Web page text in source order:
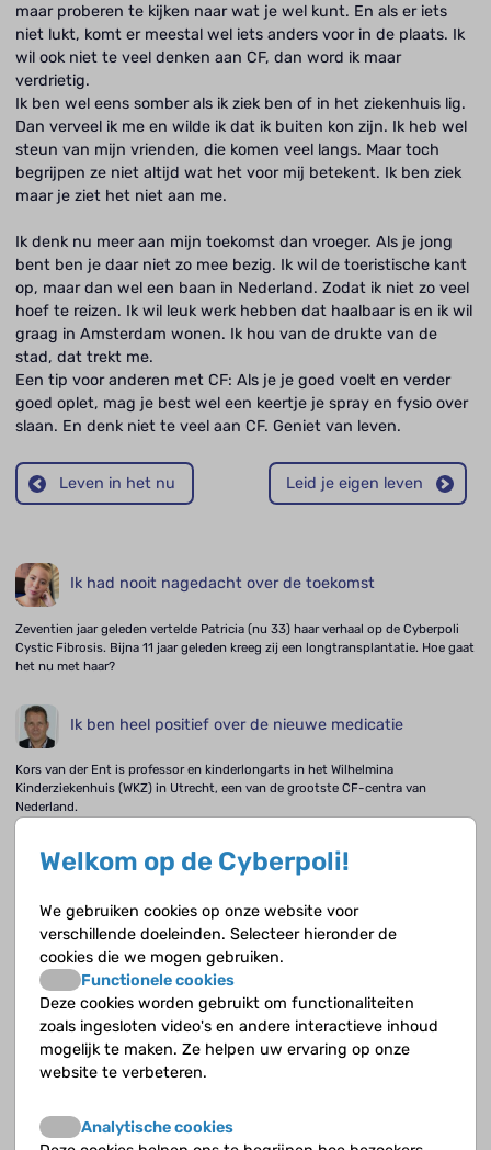
maar proberen te kijken naar wat je wel kunt. En als er iets
niet lukt, komt er meestal wel iets anders voor in de plaats. Ik
wil ook niet te veel denken aan CF, dan word ik maar
verdrietig.
Ik ben wel eens somber als ik ziek ben of in het ziekenhuis lig.
Dan verveel ik me en wilde ik dat ik buiten kon zijn. Ik heb wel
steun van mijn vrienden, die komen veel langs. Maar toch
begrijpen ze niet altijd wat het voor mij betekent. Ik ben ziek
maar je ziet het niet aan me.
Ik denk nu meer aan mijn toekomst dan vroeger. Als je jong
bent ben je daar niet zo mee bezig. Ik wil de toeristische kant
op, maar dan wel een baan in Nederland. Zodat ik niet zo veel
hoef te reizen. Ik wil leuk werk hebben dat haalbaar is en ik wil
graag in Amsterdam wonen. Ik hou van de drukte van de
stad, dat trekt me.
Een tip voor anderen met CF: Als je je goed voelt en verder
goed oplet, mag je best wel een keertje je spray en fysio over
slaan. En denk niet te veel aan CF. Geniet van leven.
Leven in het nu Leid je eigen leven
Ik had nooit nagedacht over de toekomst
Zeventien jaar geleden vertelde Patricia (nu 33) haar verhaal op de Cyberpoli
Cystic Fibrosis. Bijna 11 jaar geleden kreeg zij een longtransplantatie. Hoe gaat
het nu met haar?
Ik ben heel positief over de nieuwe medicatie
Kors van der Ent is professor en kinderlongarts in het Wilhelmina
Kinderziekenhuis (WKZ) in Utrecht, een van de grootste CF-centra van
Nederland.
Zoeken naar de juiste dosering en combinatie van
medicijnen
Lidwien Hanff is ziekenhuisapotheker in het Prinses Maxima Centrum.
Veel bewegen, gezond eten en een goede mindset
Dave (26) heeft CF. Hij heeft een eigen bedrijf.
Steeds minder kinderen komen in aanmerking voor
longtransplantatie
Zes jaar geleden interviewden we Bart Rottier, kinderlongarts en coördinator
voor longtransplantaties bij kinderen in het Beatrix Kinderziekenhuis van het
Welkom op de Cyberpoli!
We gebruiken cookies op onze website voor
verschillende doeleinden. Selecteer hieronder de
cookies die we mogen gebruiken.
Functionele cookies
Deze cookies worden gebruikt om functionaliteiten
zoals ingesloten video's en andere interactieve inhoud
mogelijk te maken. Ze helpen uw ervaring op onze
website te verbeteren.
Analytische cookies